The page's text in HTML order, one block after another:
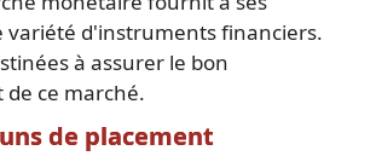
variété d'instruments financiers.
à assurer le bon
ce marché.
de placement